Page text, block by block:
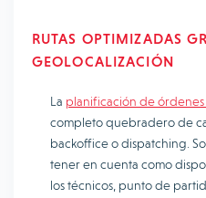
RUTAS OPTIMIZADAS
GEOLOCALIZACIÓN
La planificación de
completo quebradero de
backoffice o dispatching.
tener en cuenta como
los técnicos, punto de